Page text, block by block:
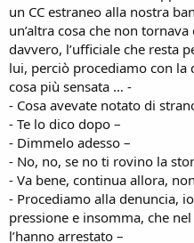
un CC estraneo alla nostra
un’altra cosa che non
davvero, l’ufficiale che resta
lui, perciò procediamo con la
cosa più sensata … -
- Cosa avevate notato di
- Te lo dico dopo –
- Dimmelo adesso –
- No, no, se no ti rovino la
- Va bene, continua allora,
- Procediamo alla denuncia,
pressione e insomma, che
l’hanno arrestato –